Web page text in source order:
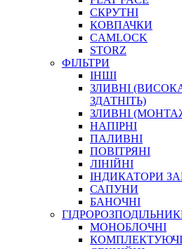
НАСОСИ, КОМПРЕСОРИ,
ПАСТА, АНТИСЕПТИК
ІНСТРУМЕНТ
САДОВИЙ ІНВЕНТАР
ЕЛЕКТРИЧНІ ПРИЛАДИ
ПАЛЬНИКИ, ПАЯЛЬНИКИ,
ІНСТРУМЕНТИ ДЛЯ
ЕЛЕКТРОІНСТРУМЕНТИ
ЗАМКИ І КОМПЛЕКТУЮЧІ
ІНСТРУМЕНТИ ДЛЯ
СКРУТНІ
КОВПАЧКИ
CAMLOCK
STORZ
ФІЛЬТРИ
ІНШІ
ЗЛИВНІ
ЗДАТНІТЬ)
ЗЛИВНІ
НАПІРНІ
ПАЛИВНІ
ПОВІТРЯНІ
ЛІНІЙНІ
ІНДИКАТОРИ
САПУНИ
БАНОЧНІ
МОНОБЛОЧНІ
КОМПЛЕКТУЮЧІ